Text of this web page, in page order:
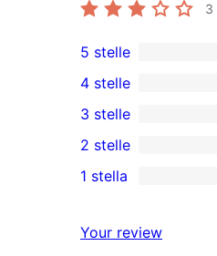
3
5
recensioni
a
5-
stelle
5 stelle
recensioni
a
4-
4 stelle
0
recensioni
a
stelle
3 stelle
recensioni
2-
2 stelle
a
1 stella
Your review